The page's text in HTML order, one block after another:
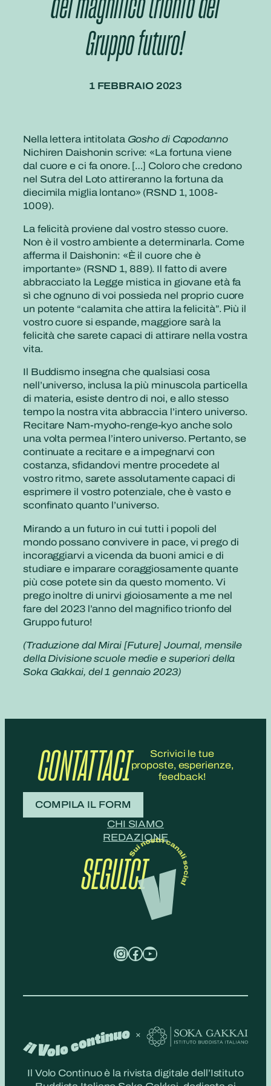
Gruppo futuro!
1 FEBBRAIO 2023
Nella lettera intitolata Gosho di Capodanno
Nichiren Daishonin scrive: «La fortuna viene
dal cuore e ci fa onore. […] Coloro che credono
nel Sutra del Loto attireranno la fortuna da
diecimila miglia lontano» (RSND 1, 1008-
1009).
La felicità proviene dal vostro stesso cuore.
Non è il vostro ambiente a determinarla. Come
afferma il Daishonin: «È il cuore che è
importante» (RSND 1, 889). Il fatto di avere
abbracciato la Legge mistica in giovane età fa
sì che ognuno di voi possieda nel proprio cuore
un potente “calamita che attira la felicità”. Più il
vostro cuore si espande, maggiore sarà la
felicità che sarete capaci di attirare nella vostra
vita.
Il Buddismo insegna che qualsiasi cosa
nell’universo, inclusa la più minuscola particella
di materia, esiste dentro di noi, e allo stesso
tempo la nostra vita abbraccia l’intero universo.
Recitare Nam-myoho-renge-kyo anche solo
una volta permea l’intero universo. Pertanto, se
continuate a recitare e a impegnarvi con
costanza, sfidandovi mentre procedete al
vostro ritmo, sarete assolutamente capaci di
esprimere il vostro potenziale, che è vasto e
sconfinato quanto l’universo.
Mirando a un futuro in cui tutti i popoli del
mondo possano convivere in pace, vi prego di
incoraggiarvi a vicenda da buoni amici e di
studiare e imparare coraggiosamente quante
più cose potete sin da questo momento. Vi
prego inoltre di unirvi gioiosamente a me nel
fare del 2023 l’anno del magnifico trionfo del
Gruppo futuro!
(Traduzione dal Mirai [Future] Journal, mensile
della Divisione scuole medie e superiori della
Soka Gakkai, del 1 gennaio 2023)
CONTATTACI
Scrivici le tue
proposte, esperienze,
feedback!
COMPILA IL FORM
CHI SIAMO
REDAZIONE
SEGUICI
InstagramFacebook YouTube
Il Volo Continuo è la rivista digitale dell’Istituto